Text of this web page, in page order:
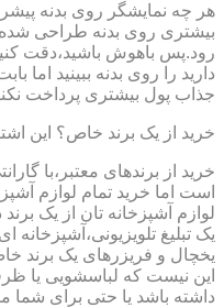
هر چه نمایشگر روی بدنه
بیشتری روی بدنه طراحی
رود.پس باهوش باشید،دقت
دارید را روی بدنه ببینید اما
جذاب پول بیشتری پرداخت
خرید از یک برند خاص؟ این
خرید از برندهای معتبر،با
است اما خرید تمام لوازم
لوازم آشپزخانه تان از یک
یک تبلیغ تلویزیونی،آشپزخانه
یخچال و فریزرهای یک برند
این نیست که لباسشویی یا
داشته باشد یا حتی برای شما